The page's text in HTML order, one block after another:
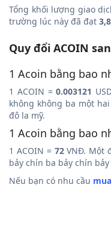
Tổng khối lượng giao
trường lúc này đã đạt
Quy đổi ACOIN
1 Acoin bằng bao
1 ACOIN =0.003121
không không ba một
đô la mỹ.
1 Acoin bằng bao
1 ACOIN = 72VNĐ. Một
bảy chín ba bảy chín
Nếu bạn có nhu cầu